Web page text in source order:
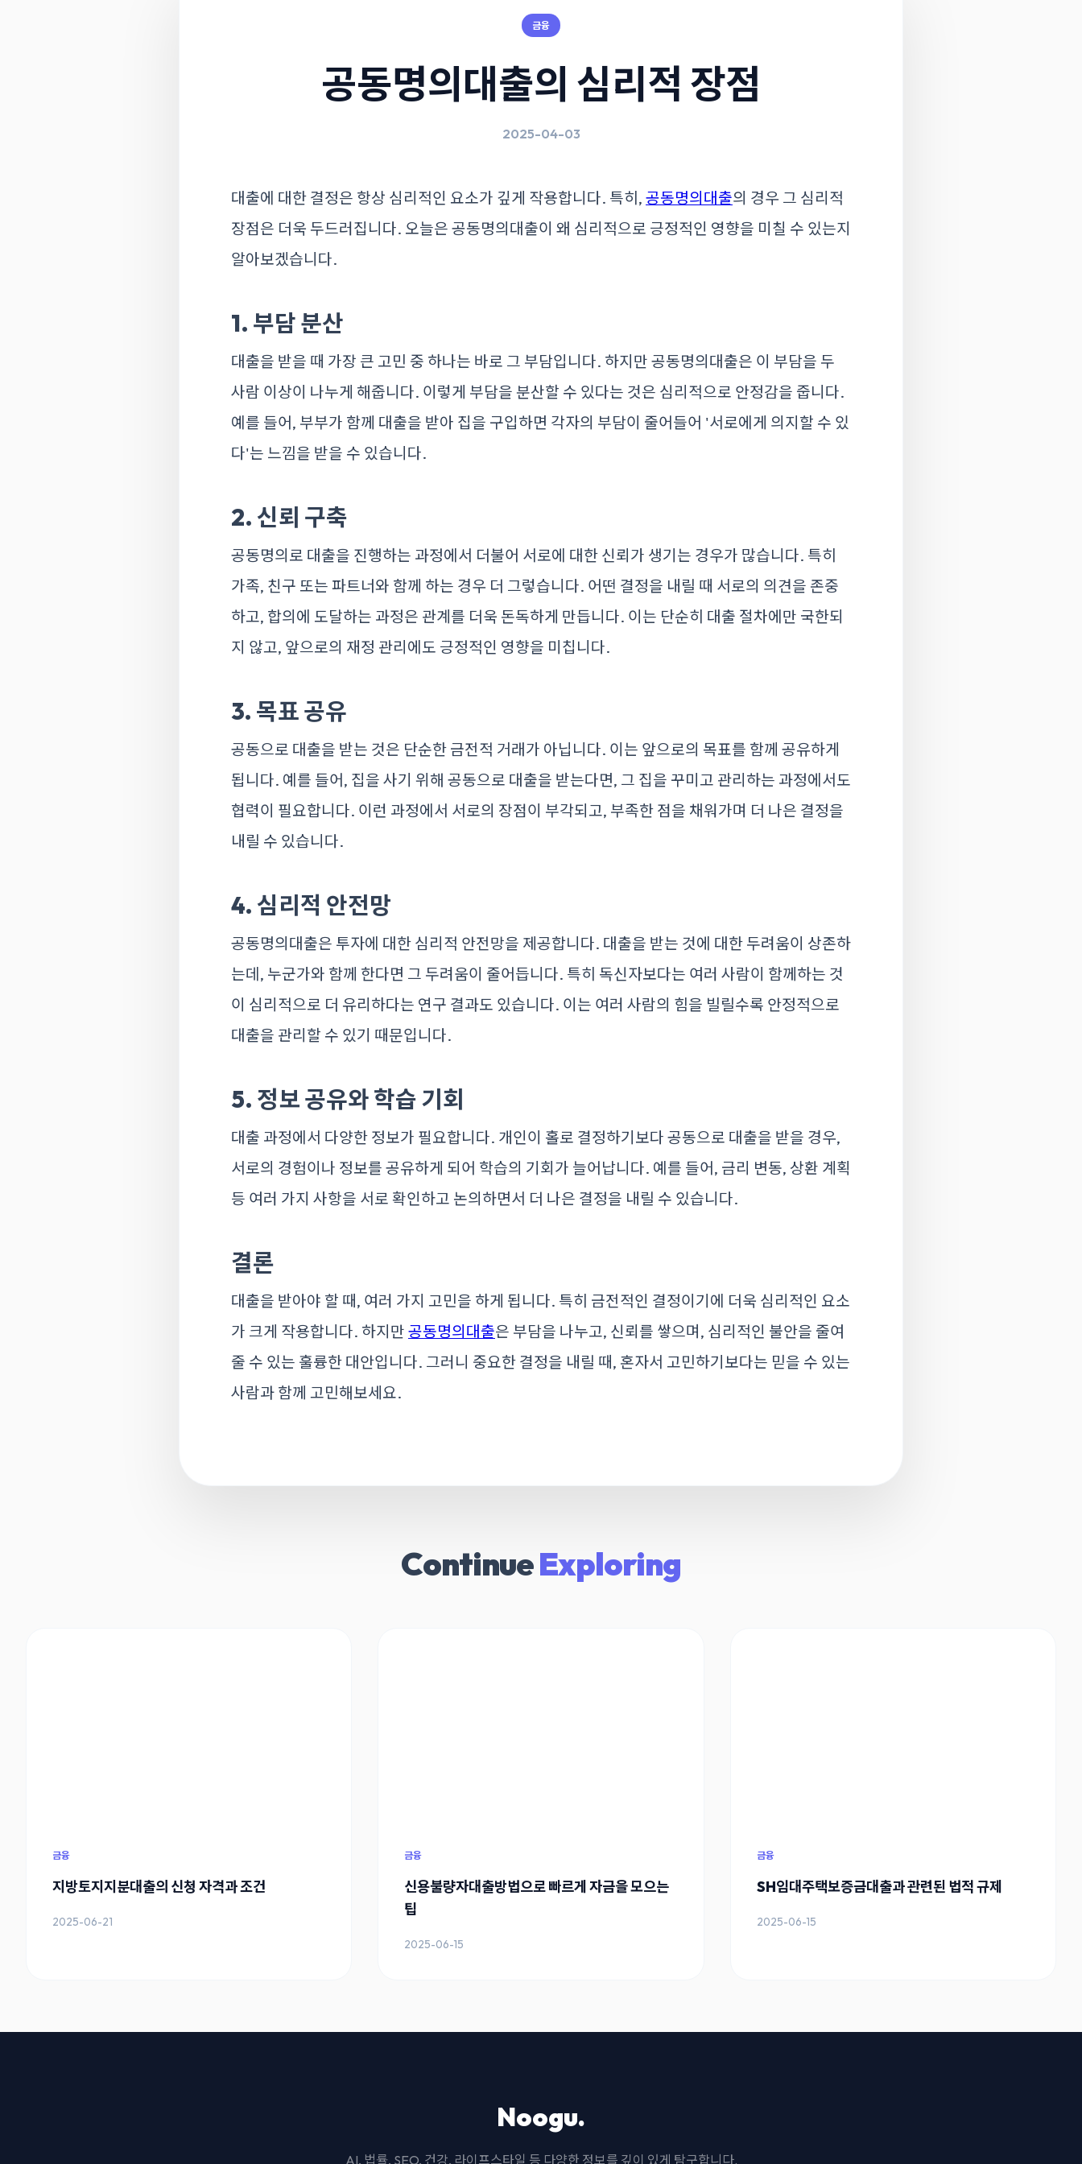
금융
공동명의대출의 심리적 장점
2025-04-03
대출에 대한 결정은 항상 심리적인 요소가 깊게 작용합니다. 특히, 공동명의대출의 경우 그 심리적
장점은 더욱 두드러집니다. 오늘은 공동명의대출이 왜 심리적으로 긍정적인 영향을 미칠 수 있는지
알아보겠습니다.
1. 부담 분산
대출을 받을 때 가장 큰 고민 중 하나는 바로 그 부담입니다. 하지만 공동명의대출은 이 부담을 두
사람 이상이 나누게 해줍니다. 이렇게 부담을 분산할 수 있다는 것은 심리적으로 안정감을 줍니다.
예를 들어, 부부가 함께 대출을 받아 집을 구입하면 각자의 부담이 줄어들어 '서로에게 의지할 수 있
다'는 느낌을 받을 수 있습니다.
2. 신뢰 구축
공동명의로 대출을 진행하는 과정에서 더불어 서로에 대한 신뢰가 생기는 경우가 많습니다. 특히
가족, 친구 또는 파트너와 함께 하는 경우 더 그렇습니다. 어떤 결정을 내릴 때 서로의 의견을 존중
하고, 합의에 도달하는 과정은 관계를 더욱 돈독하게 만듭니다. 이는 단순히 대출 절차에만 국한되
지 않고, 앞으로의 재정 관리에도 긍정적인 영향을 미칩니다.
3. 목표 공유
공동으로 대출을 받는 것은 단순한 금전적 거래가 아닙니다. 이는 앞으로의 목표를 함께 공유하게
됩니다. 예를 들어, 집을 사기 위해 공동으로 대출을 받는다면, 그 집을 꾸미고 관리하는 과정에서도
협력이 필요합니다. 이런 과정에서 서로의 장점이 부각되고, 부족한 점을 채워가며 더 나은 결정을
내릴 수 있습니다.
4. 심리적 안전망
공동명의대출은 투자에 대한 심리적 안전망을 제공합니다. 대출을 받는 것에 대한 두려움이 상존하
는데, 누군가와 함께 한다면 그 두려움이 줄어듭니다. 특히 독신자보다는 여러 사람이 함께하는 것
이 심리적으로 더 유리하다는 연구 결과도 있습니다. 이는 여러 사람의 힘을 빌릴수록 안정적으로
대출을 관리할 수 있기 때문입니다.
5. 정보 공유와 학습 기회
대출 과정에서 다양한 정보가 필요합니다. 개인이 홀로 결정하기보다 공동으로 대출을 받을 경우,
서로의 경험이나 정보를 공유하게 되어 학습의 기회가 늘어납니다. 예를 들어, 금리 변동, 상환 계획
등 여러 가지 사항을 서로 확인하고 논의하면서 더 나은 결정을 내릴 수 있습니다.
결론
대출을 받아야 할 때, 여러 가지 고민을 하게 됩니다. 특히 금전적인 결정이기에 더욱 심리적인 요소
가 크게 작용합니다. 하지만 공동명의대출은 부담을 나누고, 신뢰를 쌓으며, 심리적인 불안을 줄여
줄 수 있는 훌륭한 대안입니다. 그러니 중요한 결정을 내릴 때, 혼자서 고민하기보다는 믿을 수 있는
사람과 함께 고민해보세요.
ContinueExploring
금융
지방토지지분대출의 신청 자격과 조건
2025-06-21
금융
신용불량자대출방법으로 빠르게 자금을 모으는
팁
2025-06-15
금융
SH임대주택보증금대출과 관련된 법적 규제
2025-06-15
Noogu.
AI, 법률, SEO, 건강, 라이프스타일 등 다양한 정보를 깊이 있게 탐구합니다.